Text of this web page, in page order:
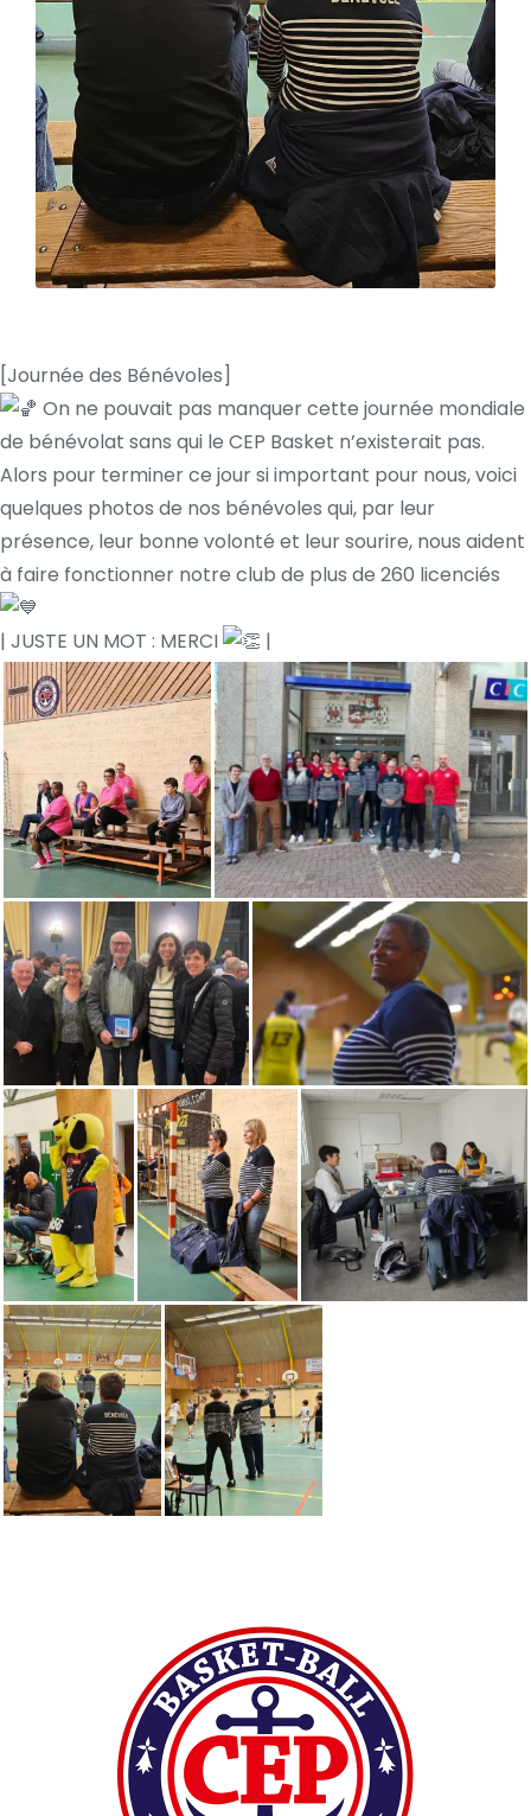
[Journée des Bénévoles]
On ne pouvait pas manquer cette journée mondiale
de bénévolat sans qui le CEP Basket n’existerait pas.
Alors pour terminer ce jour si important pour nous, voici
quelques photos de nos bénévoles qui, par leur
présence, leur bonne volonté et leur sourire, nous aident
à faire fonctionner notre club de plus de 260 licenciés
| JUSTE UN MOT : MERCI |